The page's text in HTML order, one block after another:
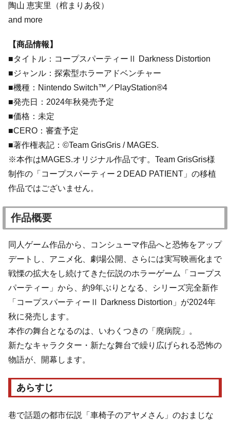
陶山 恵実里（棺まりあ役）
and more
【商品情報】
■タイトル：コープスパーティーⅡ Darkness Distortion
■ジャンル：探索型ホラーアドベンチャー
■機種：Nintendo Switch™／PlayStation®4
■発売日：2024年秋発売予定
■価格：未定
■CERO：審査予定
■著作権表記：©Team GrisGris / MAGES.
※本作はMAGES.オリジナル作品です。Team GrisGris様
制作の「コープスパーティー２DEAD PATIENT」の移植
作品ではございません。
作品概要
同人ゲーム作品から、コンシューマ作品へと恐怖をアップ
デートし、アニメ化、劇場公開、さらには実写映画化まで
戦慄の拡大をし続けてきた伝説のホラーゲーム「コープス
パーティー」から、約9年ぶりとなる、シリーズ完全新作
「コープスパーティーⅡ Darkness Distortion」が2024年
秋に発売します。
本作の舞台となるのは、いわくつきの「廃病院」。
新たなキャラクター・新たな舞台で繰り広げられる恐怖の
物語が、開幕します。
あらすじ
巷で話題の都市伝説「車椅子のアヤメさん」のおまじな